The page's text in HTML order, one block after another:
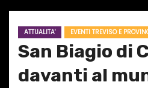
ATTUALITA' EVENTI TREVISO E
San Biagio di
davanti al